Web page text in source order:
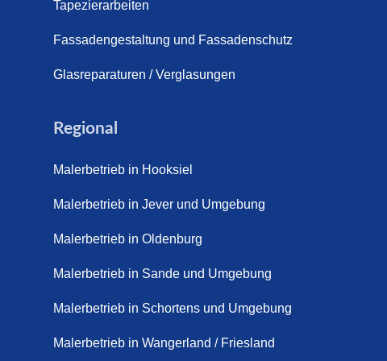
für Außentreppen – Vorteile, Kosten und Pflege (9. Juli 2026)
sanieren. (28. Juli 2026)
(14. Juli 2026)
aus Friesland, Schortens Jever (17. Juli 2026)
in Zetel (7. Juli 2026)
mit Steinteppich | Schortens, Wilhelmshaven &
– Wir sanieren Ihre alte Treppe (28. Mai 2026)
Tapezierarbeiten
Fassadengestaltung und Fassadenschutz
Glasreparaturen / Verglasungen
Regional
Malerbetrieb in Hooksiel
Malerbetrieb in Jever und Umgebung
Malerbetrieb in Oldenburg
Malerbetrieb in Sande und Umgebung
Malerbetrieb in Schortens und Umgebung
Malerbetrieb in Wangerland / Friesland